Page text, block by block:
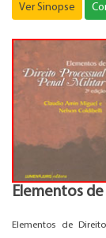
Ver Sinopse
Elementos
Elementos de